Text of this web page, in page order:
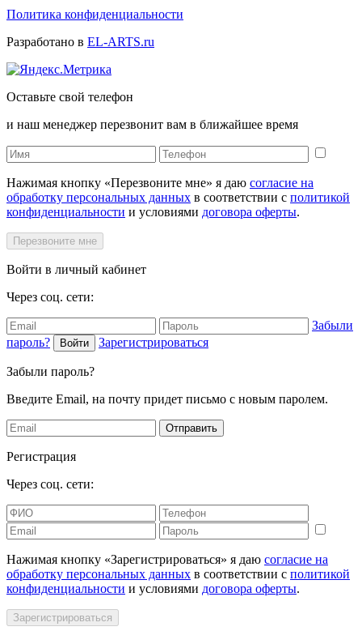
Политика конфиденциальности
Разработано в EL-ARTS.ru
Оставьте свой телефон
и наш менеджер перезвонит вам в ближайшее время
Нажимая кнопку «Перезвоните мне» я даю согласие на
обработку персональных данных в соответствии с политикой
конфиденциальности и условиями договора оферты.
Перезвоните мне
Войти в личный кабинет
Через соц. сети:
Забыли
пароль?
Войти Зарегистрироваться
Забыли пароль?
Введите Email, на почту придет письмо с новым паролем.
Отправить
Регистрация
Через соц. сети:
Нажимая кнопку «Зарегистрироваться» я даю согласие на
обработку персональных данных в соответствии с политикой
конфиденциальности и условиями договора оферты.
Зарегистрироваться